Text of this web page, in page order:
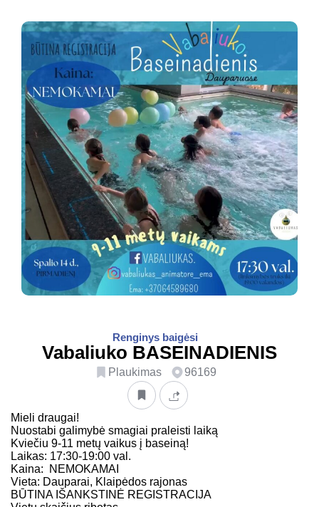
Renginys baigėsi
Vabaliuko BASEINADIENIS
Plaukimas 96169
Mieli draugai!
Nuostabi galimybė smagiai praleisti laiką
Kviečiu 9-11 metų vaikus į baseiną!
Laikas: 17:30-19:00 val.
Kaina: NEMOKAMAI
Vieta: Dauparai, Klaipėdos rajonas
BŪTINA IŠANKSTINĖ REGISTRACIJA